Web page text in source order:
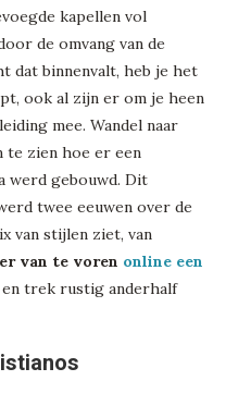
kapellen vol
de omvang van de
dat binnenvalt, heb je het
ook al zijn er om je heen
mee. Wandel naar
te zien hoe er een
werd gebouwd. Dit
twee eeuwen over de
van stijlen ziet, van
van te voren online een
en trek rustig anderhalf